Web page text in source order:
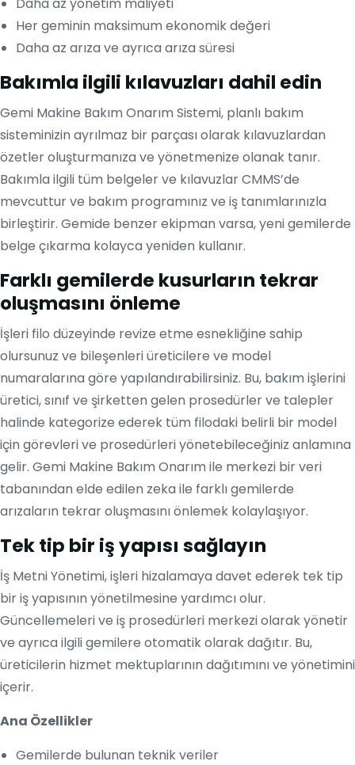
Her geminin maksimum ekonomik değeri
Daha az arıza ve ayrıca arıza süresi
Bakımla ilgili kılavuzları dahil edin
Gemi Makine Bakım Onarım Sistemi, planlı bakım
sisteminizin ayrılmaz bir parçası olarak kılavuzlardan
özetler oluşturmanıza ve yönetmenize olanak tanır.
Bakımla ilgili tüm belgeler ve kılavuzlar CMMS’de
mevcuttur ve bakım programınız ve iş tanımlarınızla
birleştirir. Gemide benzer ekipman varsa, yeni gemilerde
belge çıkarma kolayca yeniden kullanır.
Farklı gemilerde kusurların tekrar
oluşmasını önleme
İşleri filo düzeyinde revize etme esnekliğine sahip
olursunuz ve bileşenleri üreticilere ve model
numaralarına göre yapılandırabilirsiniz. Bu, bakım işlerini
üretici, sınıf ve şirketten gelen prosedürler ve talepler
halinde kategorize ederek tüm filodaki belirli bir model
için görevleri ve prosedürleri yönetebileceğiniz anlamına
gelir. Gemi Makine Bakım Onarım ile merkezi bir veri
tabanından elde edilen zeka ile farklı gemilerde
arızaların tekrar oluşmasını önlemek kolaylaşıyor.
Tek tip bir iş yapısı sağlayın
İş Metni Yönetimi, işleri hizalamaya davet ederek tek tip
bir iş yapısının yönetilmesine yardımcı olur.
Güncellemeleri ve iş prosedürleri merkezi olarak yönetir
ve ayrıca ilgili gemilere otomatik olarak dağıtır. Bu,
üreticilerin hizmet mektuplarının dağıtımını ve yönetimini
içerir.
Ana Özellikler
Gemilerde bulunan teknik veriler